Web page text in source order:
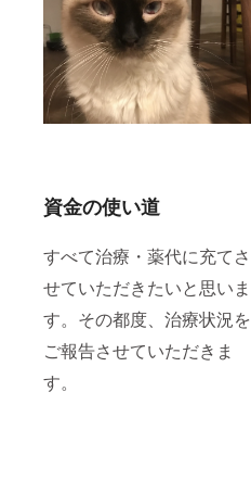
資金の使い道
すべて治療・薬代に充てさ
せていただきたいと思いま
す。その都度、治療状況を
ご報告させていただきま
す。